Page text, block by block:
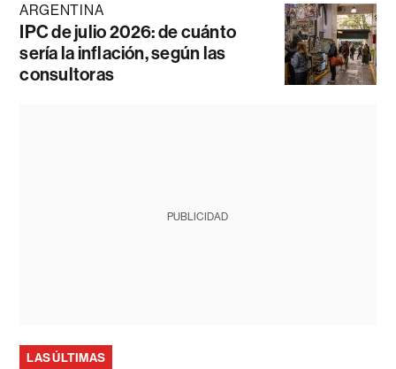
ARGENTINA
IPC de julio 2026: de cuánto
sería la inflación, según las
consultoras
PUBLICIDAD
LAS ÚLTIMAS